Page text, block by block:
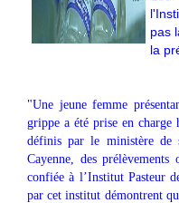
pas
la
"Une jeune femme
grippe a été prise en
définis par le ministère de
Cayenne, des
confiée à l’Institut Pasteur
par cet institut démontrent